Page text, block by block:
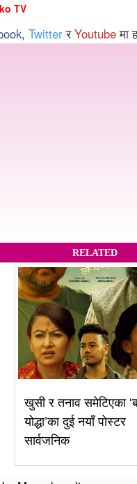
TV
, TwitterरYoutubeमा
RELATED
खुसी र तनाव समेटिएका
योद्धा’का दुई नयाँ पोस्टर
सार्वजनिक